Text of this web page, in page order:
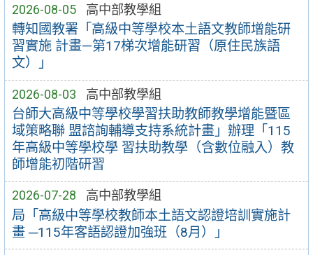
2026-08-05 高中部教學組
轉知國教署「高級中等學校本土語文教師增能研
習實施 計畫—第17梯次增能研習（原住民族語
文）」
2026-08-03 高中部教學組
台師大高級中等學校學習扶助教師教學增能暨區
域策略聯 盟諮詢輔導支持系統計畫」辦理「115
年高級中等學校學 習扶助教學（含數位融入）教
師增能初階研習
2026-07-28 高中部教學組
局「高級中等學校教師本土語文認證培訓實施計
畫 ─115年客語認證加強班（8月）」